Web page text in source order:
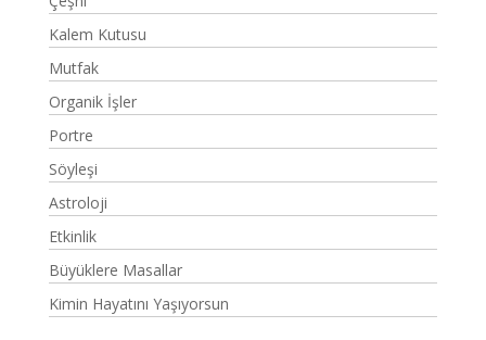
Kalem Kutusu
Mutfak
Organik İşler
Portre
Söyleşi
Astroloji
Etkinlik
Büyüklere Masallar
Kimin Hayatını Yaşıyorsun